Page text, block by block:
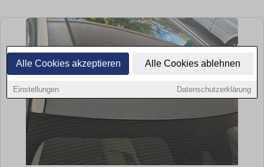
Alle Cookies akzeptieren Alle Cookies ablehnen
Einstellungen Datenschutzerklärung